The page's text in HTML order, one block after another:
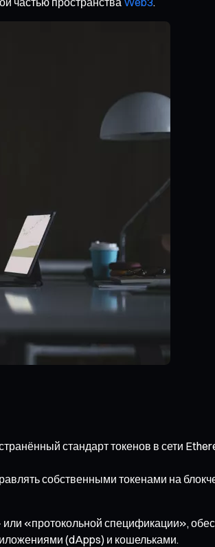
стандарт токенов в сети
собственными токенами на
«протокольной спецификации»,
(dApps) и кошельками.